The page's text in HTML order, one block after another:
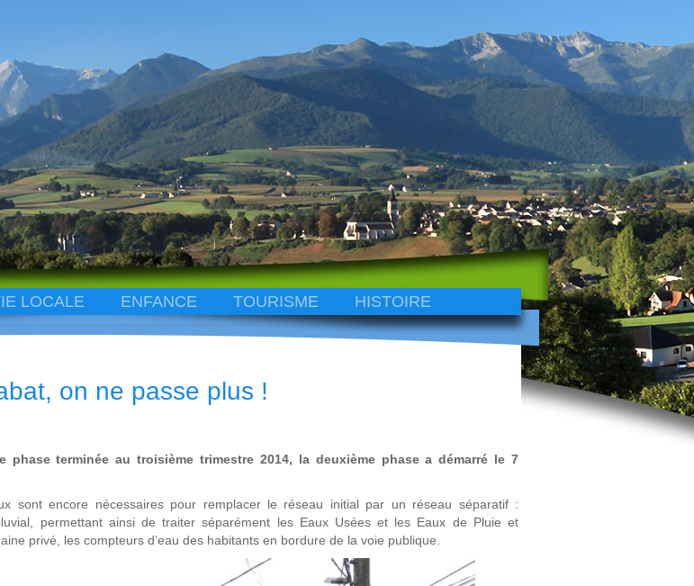
LOCALE ENFANCE TOURISME HISTOIRE
on ne passe plus !
phase terminée au troisième trimestre 2014, la deuxième phase a démarré le 7
sont encore nécessaires pour remplacer le réseau initial par un réseau séparatif :
permettant ainsi de traiter séparément les Eaux Usées et les Eaux de Pluie et
privé, les compteurs d’eau des habitants en bordure de la voie publique.